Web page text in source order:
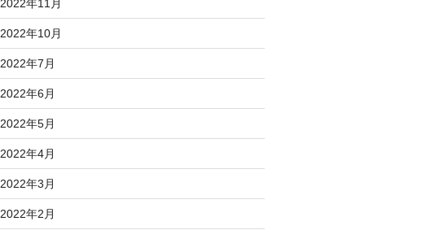
2022年11月
2022年10月
2022年7月
2022年6月
2022年5月
2022年4月
2022年3月
2022年2月